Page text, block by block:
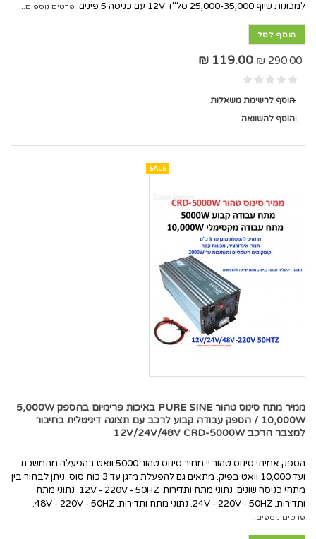
למכונות שיוף 25,000-35,000 סל"ד 12V עם כניסה 5 פינים.
פרטים נוספים..
הוסף לסל
290.00 ₪
119.00 ₪
הוסף לרשימת משאלות
הוסף להשוואה
SALE
ממיר מתח סינוס טהור PURE SINE באיכות פרימיום בהספק 5,000W
/ 10,000W הספק עבודה קבוע לרכב עם תצוגה דיגיטלית בחיבור
למצבר הרכב 12V/24V/48V CRD-5000W
הספק אמיתי סינוס טהור !! ממיר סינוס טהור 5000 וואט בהפעלה מתמשכת
ועד 10,000 וואט בפיק. מתאים גם להפעלת מזגן עד 3 כוח סוס. ניתן לבחור בין
מתחי כניסה שונים: נתוני מתח ותדירות: 12V - 220V - 50HZ. נתוני מתח
ותדירות: 24V - 220V - 50HZ. נתוני מתח ותדירות: 48V - 220V - 50HZ.
פרטים נוספים..